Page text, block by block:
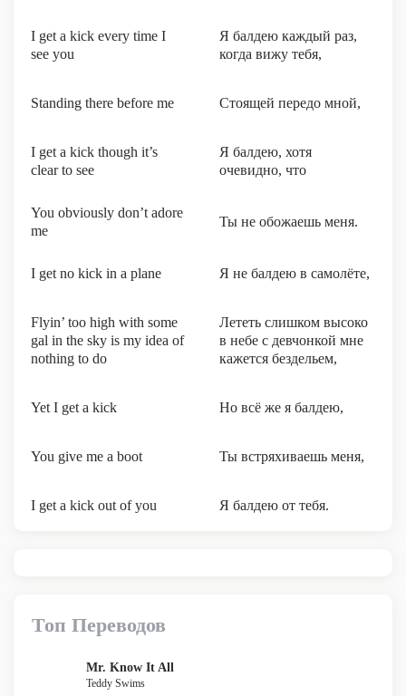
I get a kick every time I
see you
Я балдею каждый раз,
когда вижу тебя,
Standing there before me Стоящей передо мной,
I get a kick though it’s
clear to see
Я балдею, хотя
очевидно, что
You obviously don’t adore
me
Ты не обожаешь меня.
I get no kick in a plane Я не балдею в самолёте,
Flyin’ too high with some
gal in the sky is my idea of
nothing to do
Лететь слишком высоко
в небе с девчонкой мне
кажется бездельем,
Yet I get a kick Но всё же я балдею,
You give me a boot Ты встряхиваешь меня,
I get a kick out of you Я балдею от тебя.
Топ Переводов
Mr. Know It All
Teddy Swims